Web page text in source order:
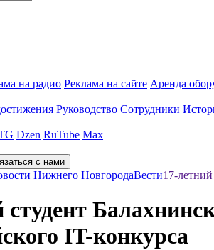
на радио Реклама на сайте Аренда
Руководство Сотрудники
Dzen RuTube Max
с нами
Нижнего НовгородаВести17-
студент
IT-конкурса